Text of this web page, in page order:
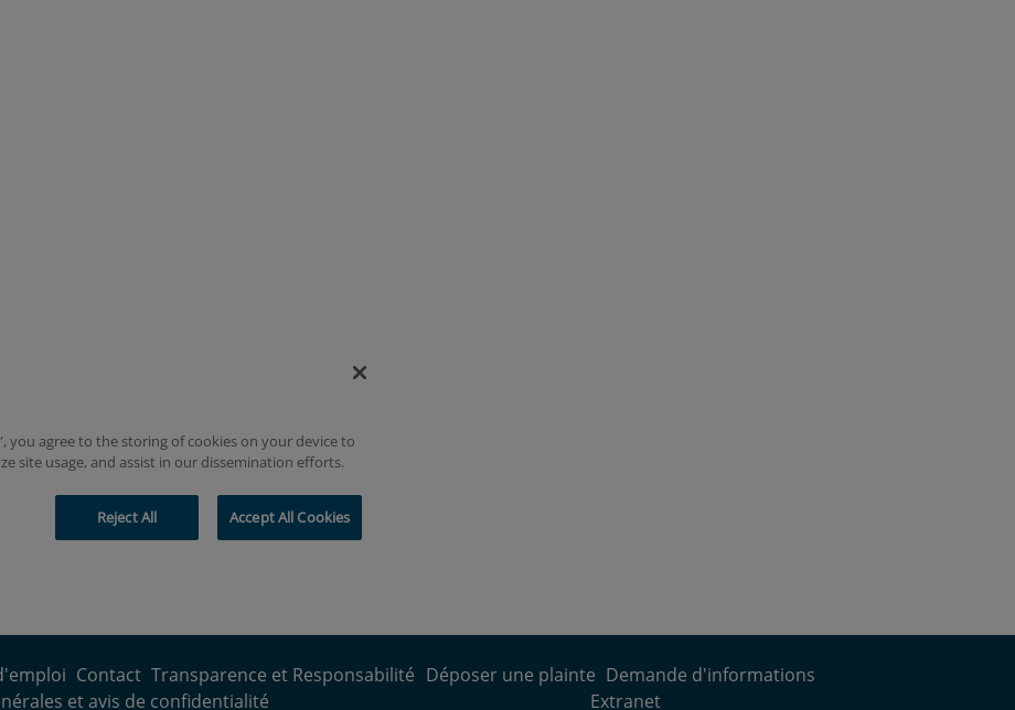
Contact Transparence et Responsabilité Déposer une plainte Demande d'informations
et avis de confidentialité
Extranet